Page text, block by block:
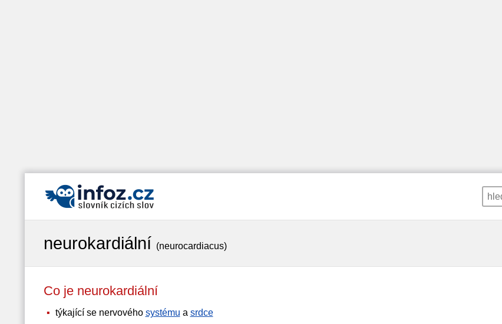
neurokardiální (neurocardiacus)
Co je neurokardiální
týkající se nervového systému a srdce